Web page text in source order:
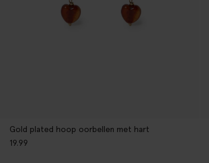
Gold plated hoop oorbellen met hart
19.99